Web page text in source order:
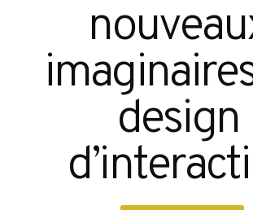
design